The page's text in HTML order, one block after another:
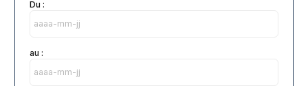
Du :
au :